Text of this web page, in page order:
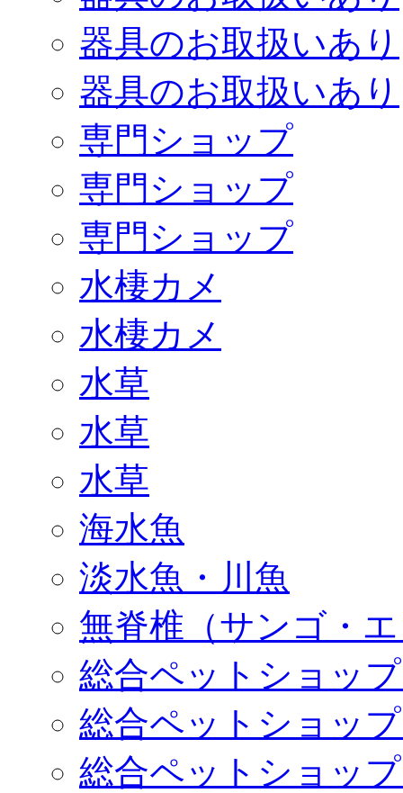
器具のお取扱いあり
器具のお取扱いあり
専門ショップ
専門ショップ
専門ショップ
水棲カメ
水棲カメ
水草
水草
水草
海水魚
淡水魚・川魚
無脊椎（サンゴ・
総合ペットショッ
総合ペットショッ
総合ペットショッ